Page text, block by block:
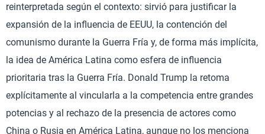
reinterpretada según el contexto: sirvió para justificar la
expansión de la influencia de EEUU, la contención del
comunismo durante la Guerra Fría y, de forma más implícita,
la idea de América Latina como esfera de influencia
prioritaria tras la Guerra Fría. Donald Trump la retoma
explícitamente al vincularla a la competencia entre grandes
potencias y al rechazo de la presencia de actores como
China o Rusia en América Latina, aunque no los menciona